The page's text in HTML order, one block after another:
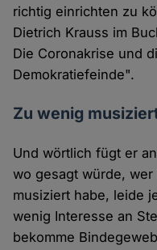
richtig einrichten zu
Dietrich Krauss im
Die Coronakrise und
Demokratiefeinde".
Zu wenig
Und wörtlich fügt er
wo gesagt würde,
musiziert habe, leide
wenig Interesse an
bekomme